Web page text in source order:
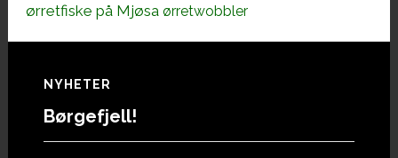
ørretfiske på Mjøsa ørretwobbler
Footer
NYHETER
Børgefjell!